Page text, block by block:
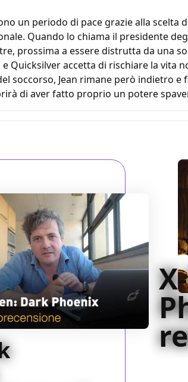
un periodo di pace grazie alla
Quando lo chiama il presidente
prossima a essere distrutta da una
e Quicksilver accetta di rischiare la vita
soccorso, Jean rimane però indietro
di aver fatto proprio un potere